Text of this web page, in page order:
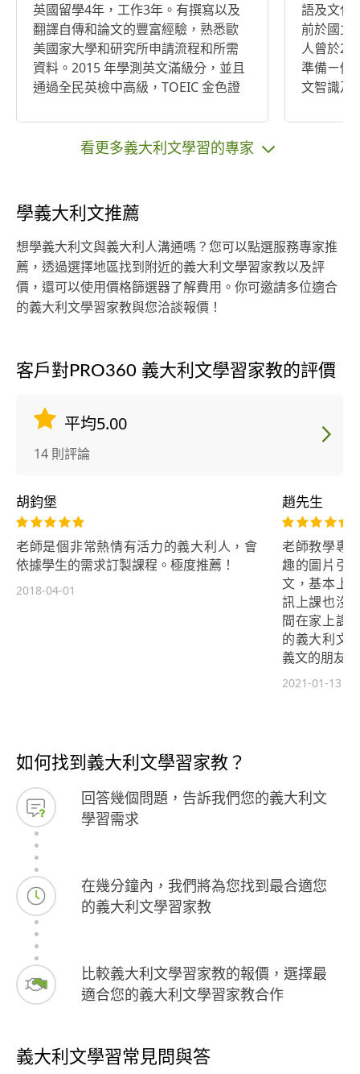
英國留學4年，工作3年。有撰寫以及
翻譯自傳和論文的豐富經驗，熟悉歐
美國家大學和研究所申請流程和所需
資料。2015 年學測英文滿級分，並且
通過全民英檢中高級，TOEIC 金色證
譯自傳、論文、經濟與市調報告、網
站，並特別熱中翻譯文學、電影、藝
問公司市場助理，工作內容包括撰寫
台灣市調與經濟報告、翻譯和編排行
銷手冊以及網站、接待外國顧客，負
責客戶包括美國農業總局，美國農業
協會，加州葡萄酒協會等。 樂意傾聽
顧客需求，也願意先提供試譯作為翻
譯品質的參考。期待與您合作!
語及文化
前於國立
人曾於
準備ㄧ個
文智識及
您。
看更多義大利文學習的專家
學義大利文推薦
想學義大利文與義大利人溝通嗎？您可以點選服務專家推
薦，透過選擇地區找到附近的義大利文學習家教以及評
價，還可以使用價格篩選器了解費用。你可邀請多位適合
的義大利文學習家教與您洽談報價！
客戶對PRO360 義大利文學習家教的評價
平均5.00
14 則評論
胡鈞堡
老師是個非常熱情有活力的義大利人，會
依據學生的需求訂製課程。極度推薦！
2018-04-01
趙先生
老師教學專
趣的圖片引
文，基本上
訊上課也沒
間在家上課
的義大利文
義文的朋友！
2021-01-13
如何找到義大利文學習家教？
回答幾個問題，告訴我們您的義大利文
學習需求
在幾分鐘內，我們將為您找到最合適您
的義大利文學習家教
比較義大利文學習家教的報價，選擇最
適合您的義大利文學習家教合作
義大利文學習常見問與答